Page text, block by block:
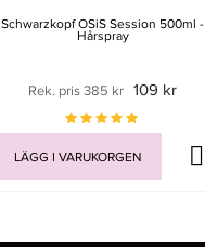
Schwarzkopf OSiS Session 500ml -
Hårspray
Rek. pris 385 kr 109 kr
LÄGG I VARUKORGEN